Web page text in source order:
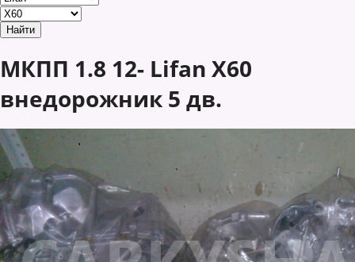
МКПП 1.8 12- Lifan X60
внедорожник 5 дв.